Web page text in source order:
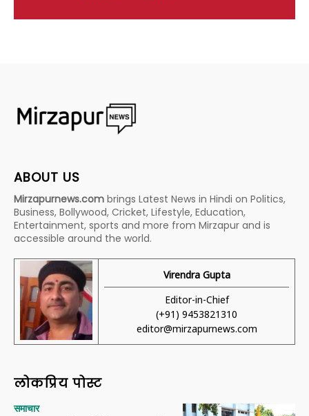
ABOUT US
Mirzapurnews.com brings Latest News in Hindi on Politics,
Business, Bollywood, Cricket, Lifestyle, Education,
Entertainment, sports and more from Mirzapur and is
accessible around the world.
Virendra Gupta
Editor-in-Chief
(+91) 9453821310
editor@mirzapurnews.com
लोकप्रिय पोस्ट
समाचार